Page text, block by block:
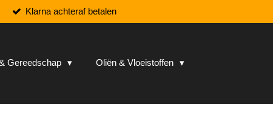
Klarna achteraf betalen
Gereedschap
Oliën & Vloeistoffen